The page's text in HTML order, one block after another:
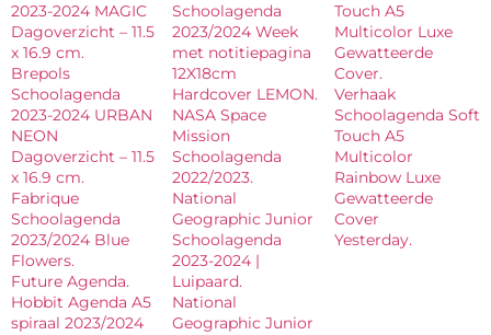
2023-2024 MAGIC
Dagoverzicht – 11.5
x 16.9 cm.
Brepols
Schoolagenda
2023-2024 URBAN
NEON
Dagoverzicht – 11.5
x 16.9 cm.
Fabrique
Schoolagenda
2023/2024 Blue
Flowers.
Future Agenda.
Hobbit Agenda A5
spiraal 2023/2024
Schoolagenda
2023/2024 Week
met notitiepagina
12X18cm
Hardcover LEMON.
NASA Space
Mission
Schoolagenda
2022/2023.
National
Geographic Junior
Schoolagenda
2023-2024 |
Luipaard.
National
Geographic Junior
Touch A5
Multicolor Luxe
Gewatteerde
Cover.
Verhaak
Schoolagenda Soft
Touch A5
Multicolor
Rainbow Luxe
Gewatteerde
Cover
Yesterday.